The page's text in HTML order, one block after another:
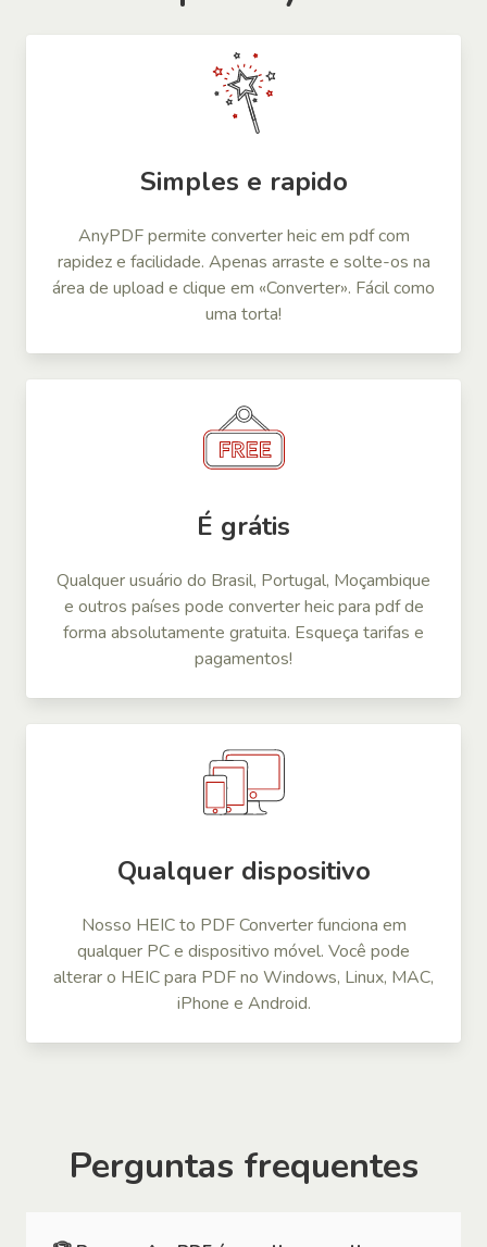
Simples e rapido
AnyPDF permite converter heic em pdf com
rapidez e facilidade. Apenas arraste e solte-os na
área de upload e clique em «Converter». Fácil como
uma torta!
É grátis
Qualquer usuário do Brasil, Portugal, Moçambique
e outros países pode converter heic para pdf de
forma absolutamente gratuita. Esqueça tarifas e
pagamentos!
Qualquer dispositivo
Nosso HEIC to PDF Converter funciona em
qualquer PC e dispositivo móvel. Você pode
alterar o HEIC para PDF no Windows, Linux, MAC,
iPhone e Android.
Perguntas frequentes